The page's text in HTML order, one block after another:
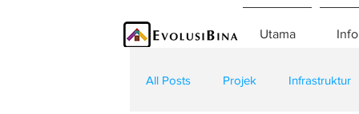
Utama
All Posts Projek Infrastruktur